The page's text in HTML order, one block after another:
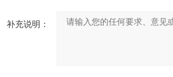
补充说明：